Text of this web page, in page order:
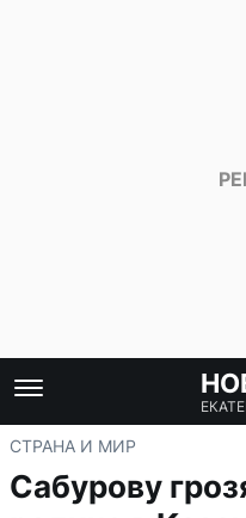
СТРАНА И МИР
Сабурову